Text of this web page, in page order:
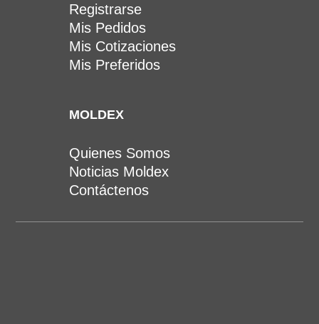
Registrarse
Mis Pedidos
Mis Cotizaciones
Mis Preferidos
MOLDEX
Quienes Somos
Noticias Moldex
Contáctenos